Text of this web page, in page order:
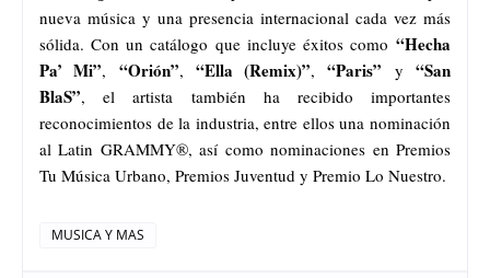
nueva música y una presencia internacional cada vez más
sólida. Con un catálogo que incluye éxitos como “Hecha
Pa’ Mi”, “Orión”, “Ella (Remix)”,“Paris” y“San
BlaS”, el artista también ha recibido importantes
reconocimientos de la industria, entre ellos una nominación
al Latin GRAMMY®, así como nominaciones en Premios
Tu Música Urbano, Premios Juventud y Premio Lo Nuestro.
MUSICA Y MAS